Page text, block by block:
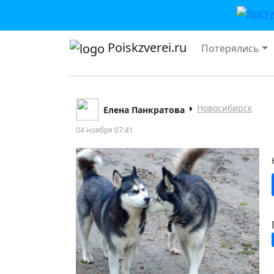
Poiskzverei.ru Потерялись
Елена Панкратова Новосибирск
04 ноября 07:41